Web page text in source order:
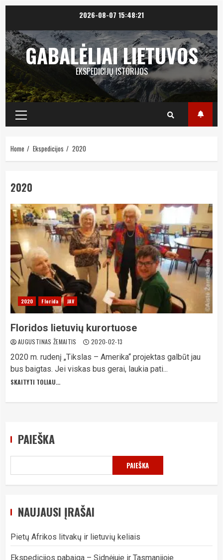
content
2026-08-07 15:48:22
GABALĖLIAI LIETUVOS
EKSPEDICIJŲ ISTORIJOS
Primary
Menu
Home Ekspedicijos 2020
2020
2020 Florida JAV
Floridos lietuvių kurortuose
AUGUSTINAS ŽEMAITIS 2020-02-13
2020 m. rudenį „Tikslas – Amerika“ projektas galbūt jau
bus baigtas. Jei viskas bus gerai, laukia pati...
SKAITYTI TOLIAU...
PAIEŠKA
PAIEŠKA
NAUJAUSI ĮRAŠAI
Pietų Afrikos litvakų ir lietuvių keliais
Ekspedicijos pabaiga – Sidnėjuje ir Tasmanijoje